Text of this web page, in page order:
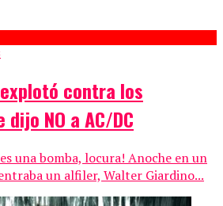
contra los
NO a AC/DC
una bomba, locura! Anoche en un
un alfiler, Walter Giardino...